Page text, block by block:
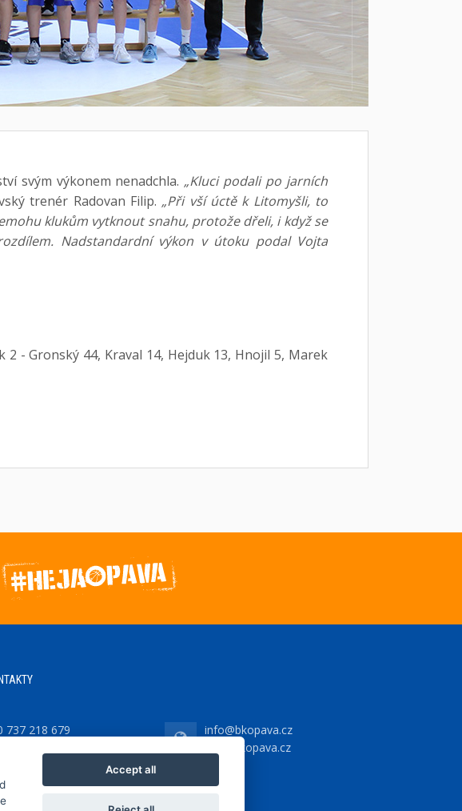
svým výkonem nenadchla. „Kluci podali po jarních
trenér Radovan Filip. „Při vší úctě k Litomyšli, to
klukům vytknout snahu, protože dřeli, i když se
Nadstandardní výkon v útoku podal Vojta
- Gronský 44, Kraval 14, Hejduk 13, Hnojil 5, Marek
737 218 679
info@bkopava.cz
www.bkopava.cz
Accept all